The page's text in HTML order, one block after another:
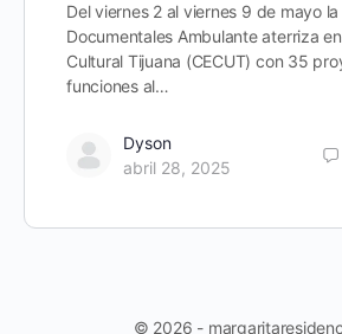
Del viernes 2 al viernes 9 de mayo
Documentales Ambulante aterriza
Cultural Tijuana (CECUT) con 35
funciones al…
Dyson
abril 28, 2025
© 2026 -